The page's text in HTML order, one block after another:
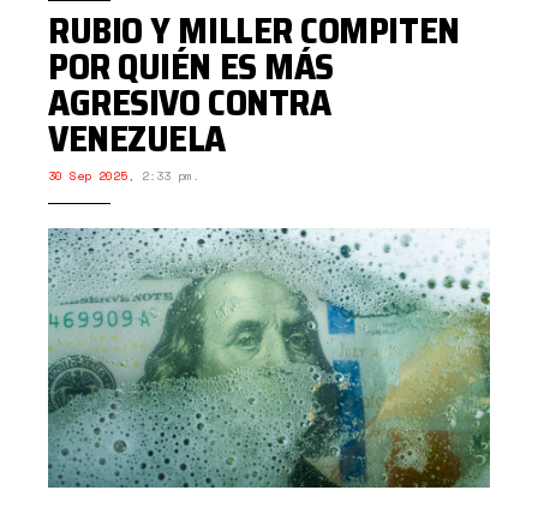
RUBIO Y MILLER COMPITEN
POR QUIÉN ES MÁS
AGRESIVO CONTRA
VENEZUELA
30 Sep 2025, 2:33 pm.